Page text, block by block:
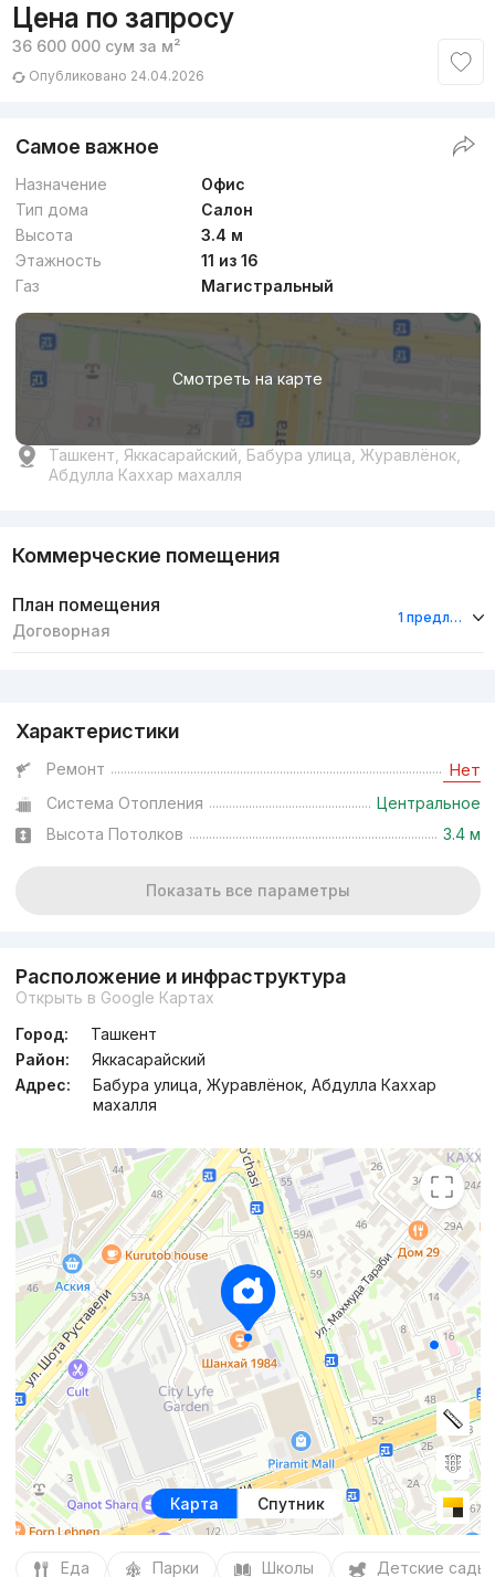
Цена по запросу
36 600 000 сум за м²
Опубликовано 24.04.2026
Самое важное
Назначение
Офис
Тип дома
Салон
Высота
3.4 м
Этажность
11 из 16
Газ
Магистральный
Смотреть на карте
Ташкент, Яккасарайский, Бабура улица, Журавлёнок,
Абдулла Каххар махалля
Коммерческие помещения
План помещения
Договорная
1 предложение
Характеристики
Ремонт Нет
Система Отопления
Центральное
Высота Потолков
3.4 м
Показать все параметры
Расположение и инфраструктура
Открыть в Google Картах
Город:
Ташкент
Район:
Яккасарайский
Адрес:
Бабура улица, Журавлёнок, Абдулла Каххар
махалля
Карта Спутник
Еда Парки Школы Детские сады